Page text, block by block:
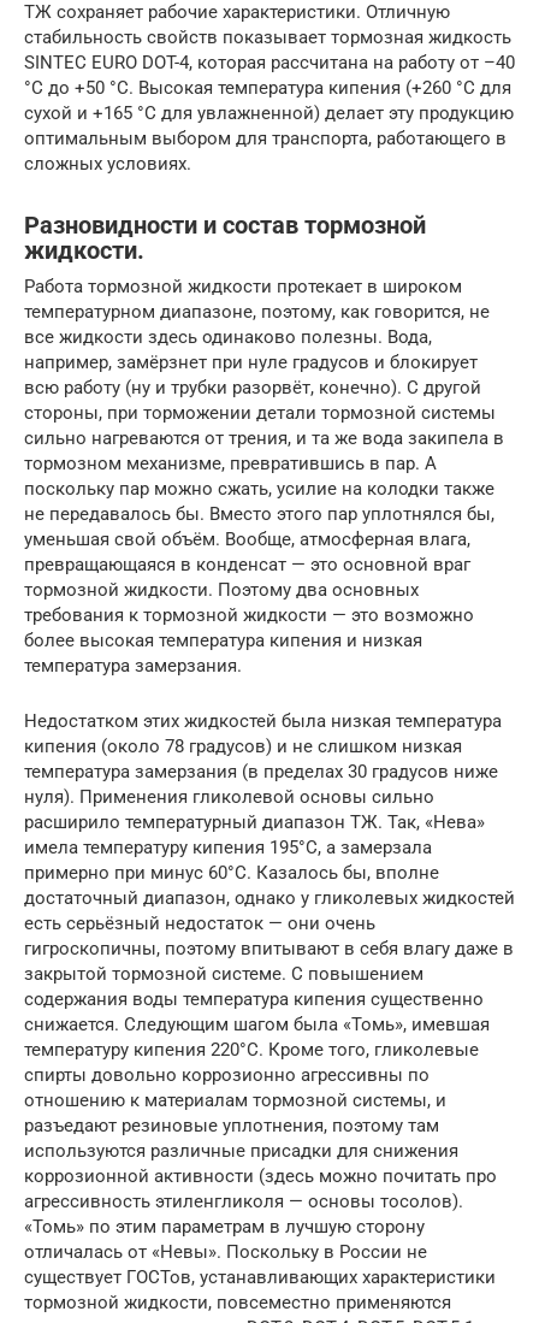
ТЖ сохраняет рабочие характеристики. Отличную
стабильность свойств показывает тормозная жидкость
SINTEC EURO DOT-4, которая рассчитана на работу от –40
°С до +50 °С. Высокая температура кипения (+260 °С для
сухой и +165 °С для увлажненной) делает эту продукцию
оптимальным выбором для транспорта, работающего в
сложных условиях.
Разновидности и состав тормозной
жидкости.
Работа тормозной жидкости протекает в широком
температурном диапазоне, поэтому, как говорится, не
все жидкости здесь одинаково полезны. Вода,
например, замёрзнет при нуле градусов и блокирует
всю работу (ну и трубки разорвёт, конечно). С другой
стороны, при торможении детали тормозной системы
сильно нагреваются от трения, и та же вода закипела в
тормозном механизме, превратившись в пар. А
поскольку пар можно сжать, усилие на колодки также
не передавалось бы. Вместо этого пар уплотнялся бы,
уменьшая свой объём. Вообще, атмосферная влага,
превращающаяся в конденсат — это основной враг
тормозной жидкости. Поэтому два основных
требования к тормозной жидкости — это возможно
более высокая температура кипения и низкая
температура замерзания.
Недостатком этих жидкостей была низкая температура
кипения (около 78 градусов) и не слишком низкая
температура замерзания (в пределах 30 градусов ниже
нуля). Применения гликолевой основы сильно
расширило температурный диапазон ТЖ. Так, «Нева»
имела температуру кипения 195°С, а замерзала
примерно при минус 60°С. Казалось бы, вполне
достаточный диапазон, однако у гликолевых жидкостей
есть серьёзный недостаток — они очень
гигроскопичны, поэтому впитывают в себя влагу даже в
закрытой тормозной системе. С повышением
содержания воды температура кипения существенно
снижается. Следующим шагом была «Томь», имевшая
температуру кипения 220°С. Кроме того, гликолевые
спирты довольно коррозионно агрессивны по
отношению к материалам тормозной системы, и
разъедают резиновые уплотнения, поэтому там
используются различные присадки для снижения
коррозионной активности (здесь можно почитать про
агрессивность этиленгликоля — основы тосолов).
«Томь» по этим параметрам в лучшую сторону
отличалась от «Невы». Поскольку в России не
существует ГОСТов, устанавливающих характеристики
тормозной жидкости, повсеместно применяются